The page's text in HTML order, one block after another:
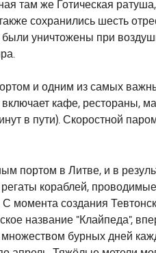
там же Готическая
сохранились шесть
уничтожены при
и одним из самых
включает кафе,
в пути). Скоростной
портом в Литве, и в
кораблей,
момента создания
название "Клайпеда",
бурных дней